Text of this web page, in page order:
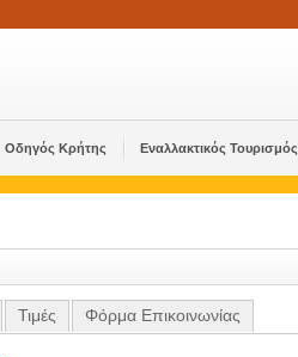
Οδηγός Κρήτης Εναλλακτικός Τουρισμός
Τιμές Φόρμα Eπικοινωνίας